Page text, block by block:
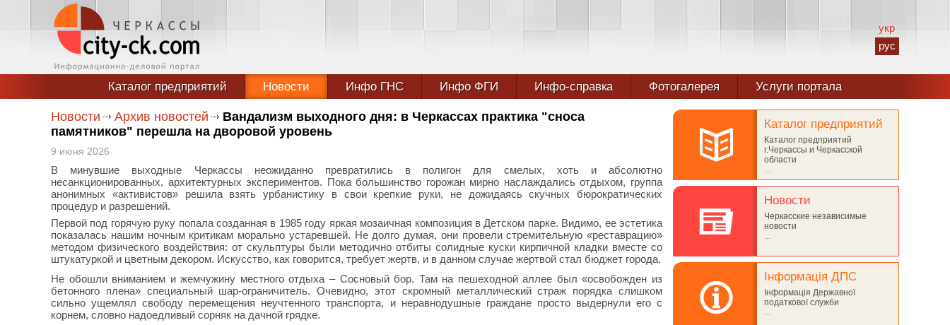
укр
рус
Каталог предприятий Новости Инфо ГНС Инфо ФГИ Инфо-справка Фотогалерея Услуги портала
Новости Архив новостей
Вандализм выходного дня: в Черкассах практика "сноса
памятников" перешла на дворовой уровень
9 июня 2026
В минувшие выходные Черкассы неожиданно превратились в полигон для смелых, хоть и абсолютно
несанкционированных, архитектурных экспериментов. Пока большинство горожан мирно наслаждались отдыхом, группа
анонимных «активистов» решила взять урбанистику в свои крепкие руки, не дожидаясь скучных бюрократических
процедур и разрешений.
Первой под горячую руку попала созданная в 1985 году яркая мозаичная композиция в Детском парке. Видимо, ее эстетика
показалась нашим ночным критикам морально устаревшей. Не долго думая, они провели стремительную «реставрацию»
методом физического воздействия: от скульптуры были методично отбиты солидные куски кирпичной кладки вместе со
штукатуркой и цветным декором. Искусство, как говорится, требует жертв, и в данном случае жертвой стал бюджет города.
Не обошли вниманием и жемчужину местного отдыха – Сосновый бор. Там на пешеходной аллее был «освобожден из
бетонного плена» специальный шар-ограничитель. Очевидно, этот скромный металлический страж порядка слишком
сильно ущемлял свободу перемещения неучтенного транспорта, и неравнодушные граждане просто выдернули его с
корнем, словно надоедливый сорняк на дачной грядке.
Каталог предприятий
Каталог предприятий
г.Черкассы и Черкасской
области
...
Новости
Черкасские независимые
новости
...
Інформація ДПС
Інформація Державної
податкової служби
...